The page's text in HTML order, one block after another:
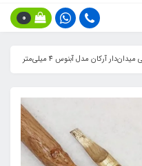
0
آرکان مدل آبنوس 4 میلی‌متر